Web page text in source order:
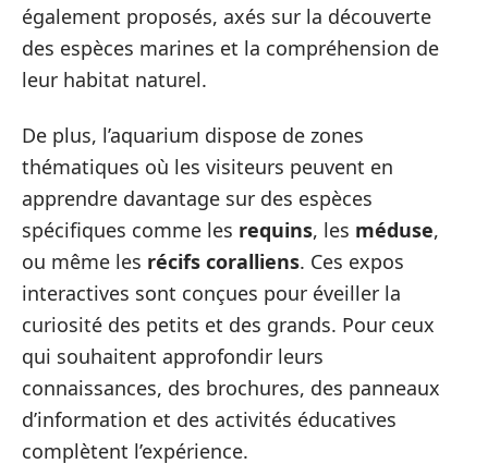
également proposés, axés sur la découverte
des espèces marines et la compréhension de
leur habitat naturel.
De plus, l’aquarium dispose de zones
thématiques où les visiteurs peuvent en
apprendre davantage sur des espèces
spécifiques comme les requins, les méduse,
ou même les récifs coralliens. Ces expos
interactives sont conçues pour éveiller la
curiosité des petits et des grands. Pour ceux
qui souhaitent approfondir leurs
connaissances, des brochures, des panneaux
d’information et des activités éducatives
complètent l’expérience.